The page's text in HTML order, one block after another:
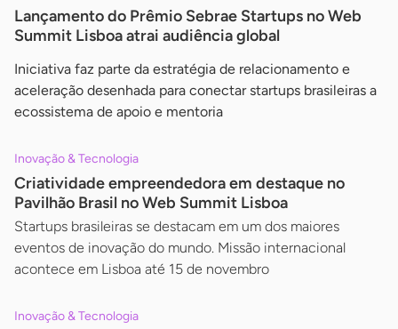
Lançamento do Prêmio Sebrae Startups no Web
Summit Lisboa atrai audiência global
Iniciativa faz parte da estratégia de relacionamento e
aceleração desenhada para conectar startups brasileiras a
ecossistema de apoio e mentoria
Inovação & Tecnologia
Criatividade empreendedora em destaque no
Pavilhão Brasil no Web Summit Lisboa
Startups brasileiras se destacam em um dos maiores
eventos de inovação do mundo. Missão internacional
acontece em Lisboa até 15 de novembro
Inovação & Tecnologia